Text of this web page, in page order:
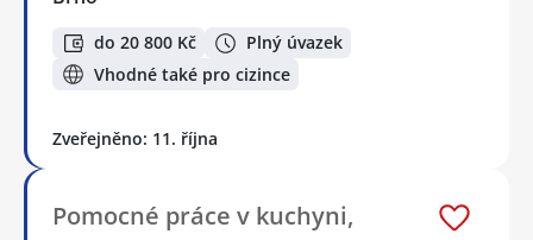
do 20 800 Kč
Plný úvazek
Vhodné také pro cizince
Zveřejněno: 11. října
Pomocné práce v kuchyni,